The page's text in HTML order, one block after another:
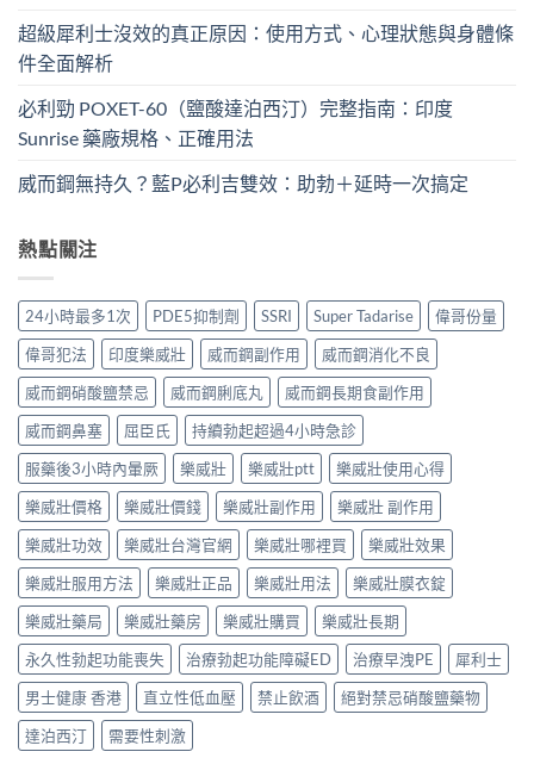
超級犀利士沒效的真正原因：使用方式、心理狀態與身體條
件全面解析
必利勁 POXET-60（鹽酸達泊西汀）完整指南：印度
Sunrise 藥廠規格、正確用法
威而鋼無持久？藍P必利吉雙效：助勃＋延時一次搞定
熱點關注
24小時最多1次 PDE5抑制劑 SSRI Super Tadarise
偉哥份量
偉哥犯法
印度樂威壯 威而鋼副作用
威而鋼消化不良
威而鋼硝酸鹽禁忌
威而鋼脷底丸
威而鋼長期食副作用
威而鋼鼻塞
屈臣氏
持續勃起超過4小時急診
服藥後3小時內暈厥
樂威壯 樂威壯ptt
樂威壯使用心得
樂威壯價格
樂威壯價錢 樂威壯副作用
樂威壯 副作用
樂威壯功效
樂威壯台灣官網 樂威壯哪裡買
樂威壯效果
樂威壯服用方法
樂威壯正品 樂威壯用法
樂威壯膜衣錠
樂威壯藥局
樂威壯藥房 樂威壯購買
樂威壯長期
永久性勃起功能喪失
治療勃起功能障礙ED 治療早洩PE
犀利士
男士健康 香港
直立性低血壓 禁止飲酒
絕對禁忌硝酸鹽藥物
達泊西汀
需要性刺激